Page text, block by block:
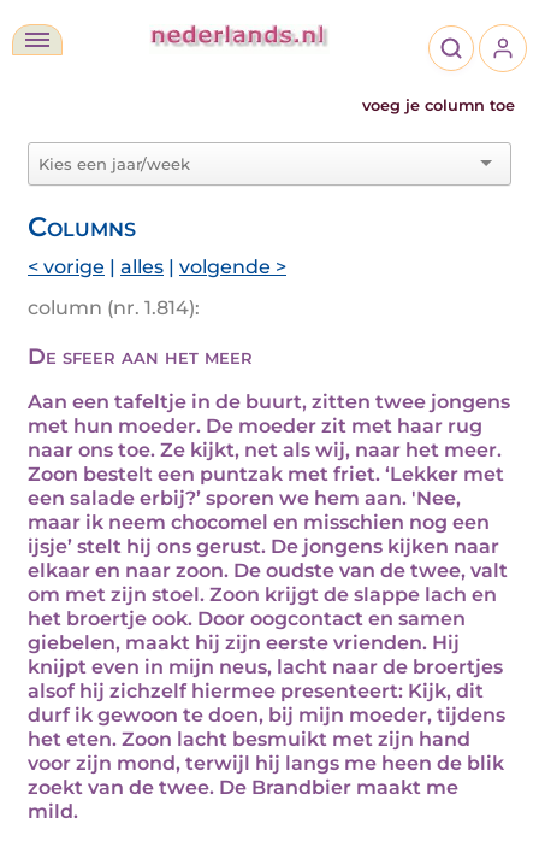
voeg je column toe
Columns
< vorige | alles | volgende >
column (nr. 1.814):
De sfeer aan het meer
Aan een tafeltje in de buurt, zitten twee jongens
met hun moeder. De moeder zit met haar rug
naar ons toe. Ze kijkt, net als wij, naar het meer.
Zoon bestelt een puntzak met friet. ‘Lekker met
een salade erbij?’ sporen we hem aan. 'Nee,
maar ik neem chocomel en misschien nog een
ijsje’ stelt hij ons gerust. De jongens kijken naar
elkaar en naar zoon. De oudste van de twee, valt
om met zijn stoel. Zoon krijgt de slappe lach en
het broertje ook. Door oogcontact en samen
giebelen, maakt hij zijn eerste vrienden. Hij
knijpt even in mijn neus, lacht naar de broertjes
alsof hij zichzelf hiermee presenteert: Kijk, dit
durf ik gewoon te doen, bij mijn moeder, tijdens
het eten. Zoon lacht besmuikt met zijn hand
voor zijn mond, terwijl hij langs me heen de blik
zoekt van de twee. De Brandbier maakt me
mild.